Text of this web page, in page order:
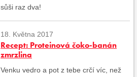
sůši raz dva!
18. Května 2017
Recept: Proteinová čoko-banán
zmrzlina
Venku vedro a pot z tebe crčí víc, než